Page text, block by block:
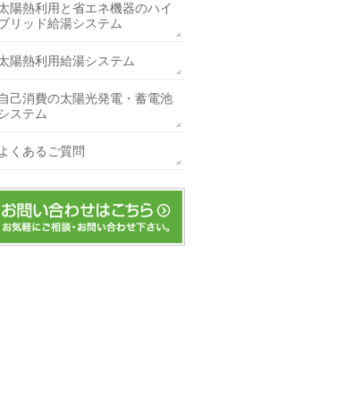
陽熱利用と省エネ機器のハイ
リッド給湯システム
陽熱利用給湯システム
自己消費の太陽光発電・蓄電池
ステム
よくあるご質問